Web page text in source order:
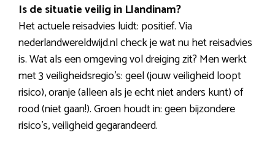
Is de situatie veilig in Llandinam?
Het actuele reisadvies luidt: positief. Via
nederlandwereldwijd.nl check je wat nu het reisadvies
is. Wat als een omgeving vol dreiging zit? Men werkt
met 3 veiligheidsregio’s: geel (jouw veiligheid loopt
risico), oranje (alleen als je echt niet anders kunt) of
rood (niet gaan!). Groen houdt in: geen bijzondere
risico’s, veiligheid gegarandeerd.